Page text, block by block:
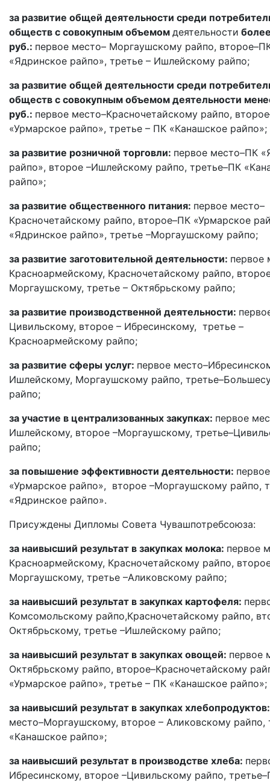
за развитие общей деятельности среди
обществ с совокупным объемом деятельности
руб.: первое место– Моргаушскому райпо,
«Ядринское райпо», третье – Ишлейскому райпо;
за развитие общей деятельности среди
обществ с совокупным объемом деятельности
руб.: первое место–Красночетайскому райпо,
«Урмарское райпо», третье – ПК «Канашское райпо»;
за развитие розничной торговли: первое место–ПК
райпо», второе –Ишлейскому райпо, третье–ПК
райпо»;
за развитие общественного питания: первое место–
Красночетайскому райпо, второе–ПК «Урмарское
«Ядринское райпо», третье –Моргаушскому райпо;
за развитие заготовительной деятельности: первое
Красноармейскому, Красночетайскому райпо,
Моргаушскому, третье – Октябрьскому райпо;
за развитие производственной деятельности:
Цивильскому, второе – Ибресинскому, третье –
Красноармейскому райпо;
за развитие сферы услуг: первое
Ишлейскому, Моргаушскому райпо,
райпо;
за участие в централизованных закупках: первое
Ишлейскому, второе –Моргаушскому,
райпо;
за повышение эффективности деятельности:
«Урмарское райпо», второе –Моргаушскому райпо,
«Ядринское райпо».
Присуждены Дипломы Совета Чувашпотребсоюза:
за наивысший результат в закупках молока: первое
Красноармейскому, Красночетайскому райпо,
Моргаушскому, третье –Аликовскому райпо;
за наивысший результат в закупках картофеля:
Комсомольскому райпо,Красночетайскому райпо,
Октябрьскому, третье –Ишлейскому райпо;
за наивысший результат в закупках овощей: первое
Октябрьскому райпо, второе–Красночетайскому
«Урмарское райпо», третье – ПК «Канашское райпо»;
за наивысший результат в закупках
место–Моргаушскому, второе – Аликовскому райпо,
«Канашское райпо»;
за наивысший результат в производстве хлеба:
Ибресинскому, второе –Цивильскому райпо,